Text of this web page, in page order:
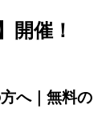
開催！
へ｜無料の